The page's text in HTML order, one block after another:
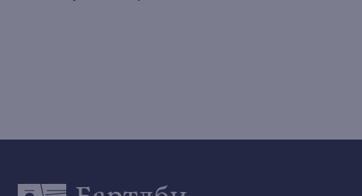
Ищу книгу
Доставка и оплата